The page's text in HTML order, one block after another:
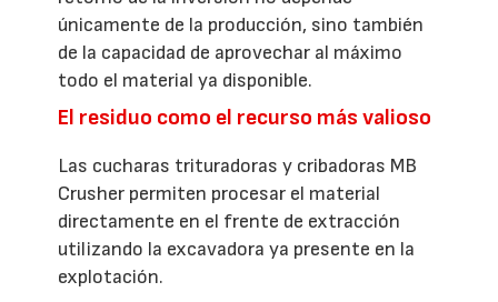
únicamente de la producción, sino también
de la capacidad de aprovechar al máximo
todo el material ya disponible.
El residuo como el recurso más valioso
Las cucharas trituradoras y cribadoras MB
Crusher permiten procesar el material
directamente en el frente de extracción
utilizando la excavadora ya presente en la
explotación.